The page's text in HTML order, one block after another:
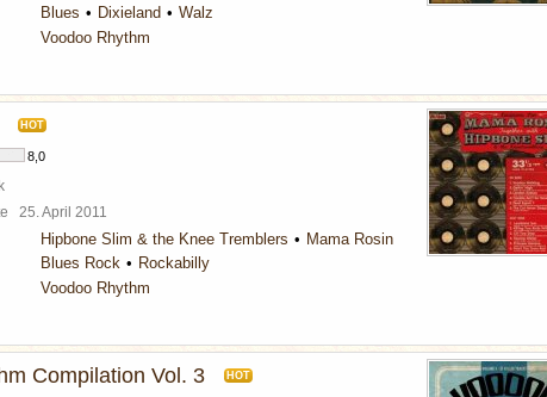
Blues Dixieland
Walz
Voodoo Rhythm
HOT
8,0
25. April 2011
Hipbone Slim & the Knee Tremblers
Mama Rosin
Blues Rock
Rockabilly
Voodoo Rhythm
Compilation Vol. 3 HOT